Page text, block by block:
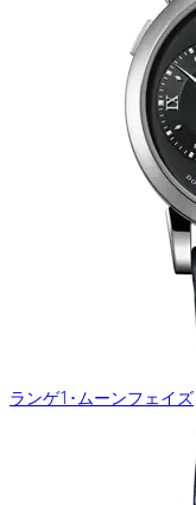
ランゲ1･ムーンフェイズ